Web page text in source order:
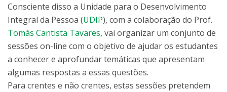
Consciente disso a Unidade para o Desenvolvimento
Integral da Pessoa (UDIP), com a colaboração do Prof.
Tomás Cantista Tavares, vai organizar um conjunto de
sessões on-line com o objetivo de ajudar os estudantes
a conhecer e aprofundar temáticas que apresentam
algumas respostas a essas questões.
Para crentes e não crentes, estas sessões pretendem